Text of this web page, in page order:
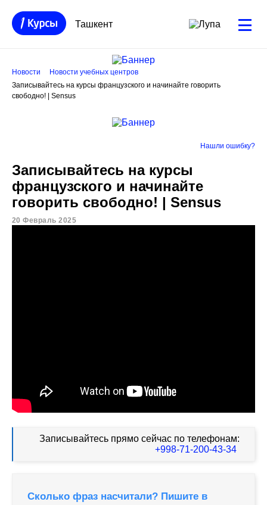
Ташкент
Новости
Новости учебных центров
Записывайтесь на курсы французского и начинайте говорить
свободно! | Sensus
Нашли ошибку?
Записывайтесь на курсы
французского и начинайте
говорить свободно! | Sensus
20 Февраль 2025
Записывайтесь прямо сейчас по телефонам:
+998-71-200-43-34
Сколько фраз насчитали? Пишите в